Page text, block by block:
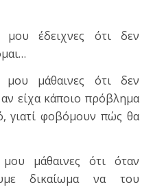
έδειχνες ότι δεν
μάθαινες ότι δεν
είχα κάποιο πρόβλημα
γιατί φοβόμουν πώς θα
μάθαινες ότι όταν
δικαίωμα να του